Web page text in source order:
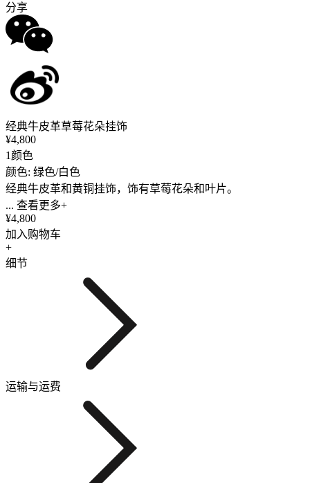
分享
经典牛皮革草莓花朵挂饰
¥4,800
1颜色
颜色: 绿色/白色
经典牛皮革和黄铜挂饰，饰有草莓花朵和叶片。
... 查看更多+
¥4,800
加入购物车
+
细节
运输与运费